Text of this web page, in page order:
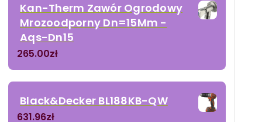
Kan-Therm Zawór Ogrodowy
Mrozoodporny Dn=15Mm -
Aqs-Dn15
265.00zł
Black&Decker BL188KB-QW
631.96zł